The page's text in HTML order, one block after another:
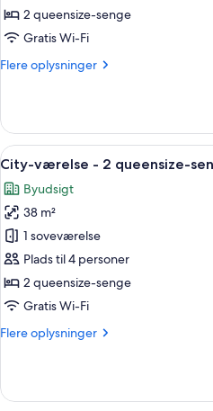
-
2
senge
2 queensize-senge
Gratis Wi-Fi
Flere oplysninger
Flere
-
queensize-
senge
Indlæs
alle
billeder
af
City-
værelse
-
2
senge
6
City-værelse - 2 queensize-
Byudsigt
38 m²
1 soveværelse
Plads til 4 personer
2 queensize-senge
Gratis Wi-Fi
Flere oplysninger
Flere
værelse